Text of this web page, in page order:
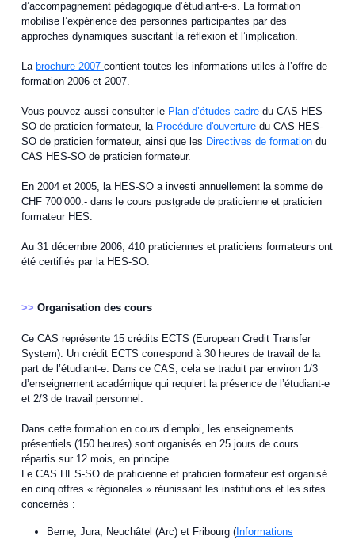
d’accompagnement pédagogique d’étudiant-e-s. La formation
mobilise l’expérience des personnes participantes par des
approches dynamiques suscitant la réflexion et l’implication.
La brochure 2007 contient toutes les informations utiles à l’offre de
formation 2006 et 2007.
Vous pouvez aussi consulter le Plan d’études cadre du CAS HES-
SO de praticien formateur, la Procédure d'ouverture du CAS HES-
SO de praticien formateur, ainsi que les Directives de formation du
CAS HES-SO de praticien formateur.
En 2004 et 2005, la HES-SO a investi annuellement la somme de
CHF 700’000.- dans le cours postgrade de praticienne et praticien
formateur HES.
Au 31 décembre 2006, 410 praticiennes et praticiens formateurs ont
été certifiés par la HES-SO.
>> Organisation des cours
Ce CAS représente 15 crédits ECTS (European Credit Transfer
System). Un crédit ECTS correspond à 30 heures de travail de la
part de l’étudiant-e. Dans ce CAS, cela se traduit par environ 1/3
d’enseignement académique qui requiert la présence de l’étudiant-e
et 2/3 de travail personnel.
Dans cette formation en cours d’emploi, les enseignements
présentiels (150 heures) sont organisés en 25 jours de cours
répartis sur 12 mois, en principe.
Le CAS HES-SO de praticienne et praticien formateur est organisé
en cinq offres « régionales » réunissant les institutions et les sites
concernés :
Berne, Jura, Neuchâtel (Arc) et Fribourg ( Informations